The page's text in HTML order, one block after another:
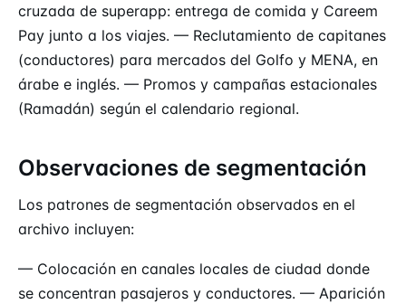
cruzada de superapp: entrega de comida y Careem
Pay junto a los viajes. — Reclutamiento de capitanes
(conductores) para mercados del Golfo y MENA, en
árabe e inglés. — Promos y campañas estacionales
(Ramadán) según el calendario regional.
Observaciones de segmentación
Los patrones de segmentación observados en el
archivo incluyen:
— Colocación en canales locales de ciudad donde
se concentran pasajeros y conductores. — Aparición